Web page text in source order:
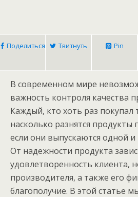
Поделиться Твитнуть Pin
В современном мире
важность контроля качества
Каждый, кто хоть раз покупал
насколько разнятся продукты
если они выпускаются одной
От надежности продукта
удовлетворенность клиента,
производителя, а также его
благополучие. В этой статье